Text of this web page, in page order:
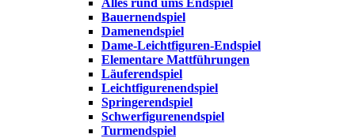
Alles rund ums Endspiel
Bauernendspiel
Damenendspiel
Dame-Leichtfiguren-Endspiel
Elementare Mattführungen
Läuferendspiel
Leichtfigurenendspiel
Springerendspiel
Schwerfigurenendspiel
Turmendspiel